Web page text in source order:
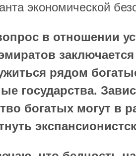
экономической
в отношении
рядом
государства.
богатых могут в